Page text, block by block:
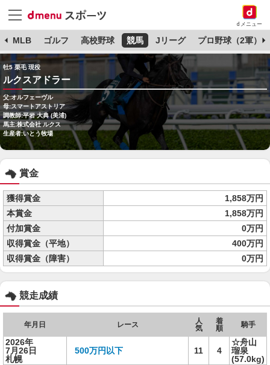
dメニュー
MLB ゴルフ 高校野球 競馬 Jリーグ プロ野球（2軍）
牡5 栗毛 現役
ルクスアドラー
父:オルフェーヴル
母:スマートアストリア
調教師:平岩 大典 (美浦)
馬主:株式会社 ルクス
生産者:いとう牧場
賞金
獲得賞金
1,858万円
本賞金
1,858万円
付加賞金
0万円
収得賞金（平地）
400万円
収得賞金（障害）
0万円
競走成績
年月日 レース
人
気
着
順
騎手
2026年
7月26日
札幌
500万円以下 11 4
☆舟山
瑠泉
(57.0kg)